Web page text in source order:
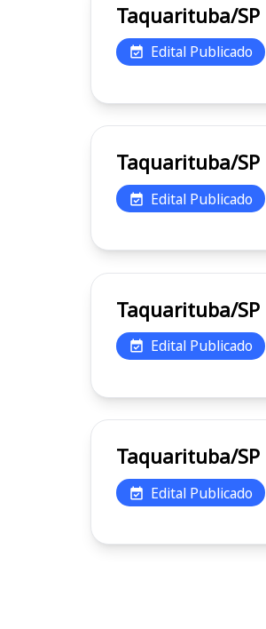
Edital Publicado
Edital Publicado
Edital Publicado
Edital Publicado